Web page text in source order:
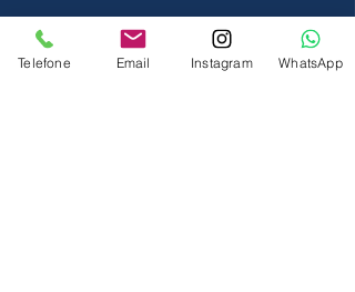
Telefone Email Instagram WhatsApp